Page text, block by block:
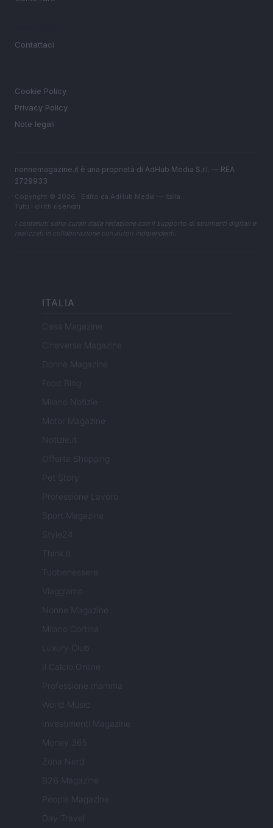
Contattaci
Cookie Policy
Privacy Policy
Note legali
nonnemagazine.it è una proprietà di AdHub Media S.r.l. — REA
2729933
Copyright © 2026 · Edito da AdHub Media — Italia
Tutti i diritti riservati
I contenuti sono curati dalla redazione con il supporto di strumenti digitali e
realizzati in collaborazione con autori indipendenti.
ITALIA
Casa Magazine
Cineverse Magazine
Donne Magazine
Food Blog
Milano Notizie
Motor Magazine
Notizie.it
Offerte Shopping
Professione Lavoro
Sport Magazine
Style24
Think.it
Tuobenessere
Viaggiamo
Nonne Magazine
Milano Cortina
Luxury Club
Il Calcio Online
Professione mamma
World Music
Investimenti Magazine
Money 365
Zona Nerd
B2B Magazine
People Magazine
Day Travel